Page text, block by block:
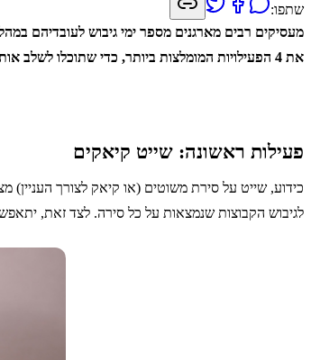
שתפו:
מעסיקים רבים מארגנים מספר ימי גיבוש לעובדיהם
את 4 הפעילויות המומלצות ביותר, כדי שתוכלו לשלב אותם בימי הגיבוש הבאים מבלי להתאמץ.
פעילות ראשונה: שייט קיאקים
כידוע, שייט על סירת משוטים (או קיאק לצורך
לגיבוש הקבוצות שנמצאות על כל סירה. לצד זאת,